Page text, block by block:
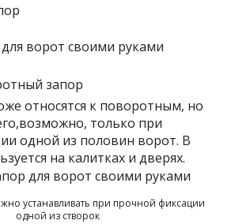
запор
относятся к поворотным, но
только при
одной из половин ворот. В
на калитках и дверях.
устанавливать при прочной фиксации
одной из створок